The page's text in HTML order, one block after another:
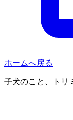
ホームへ戻る
子犬のこと、トリ